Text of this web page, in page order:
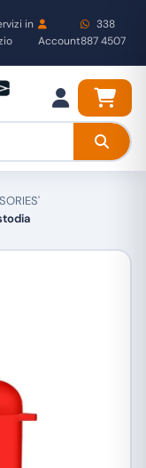
in
Account
338
887 4507